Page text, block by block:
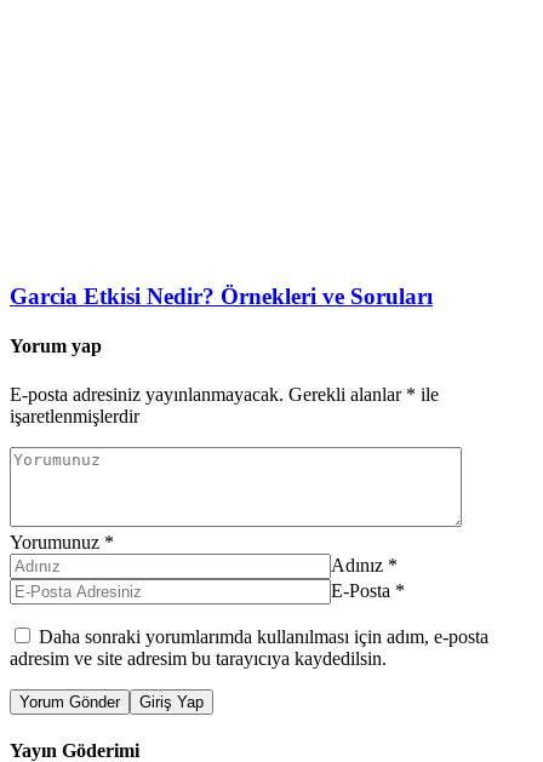
Garcia Etkisi Nedir? Örnekleri ve Soruları
Yorum yap
E-posta adresiniz yayınlanmayacak. Gerekli alanlar * ile
işaretlenmişlerdir
Yorumunuz *
Adınız *
E-Posta *
Daha sonraki yorumlarımda kullanılması için adım, e-posta
adresim ve site adresim bu tarayıcıya kaydedilsin.
Yorum Gönder Giriş Yap
Yayın Göderimi